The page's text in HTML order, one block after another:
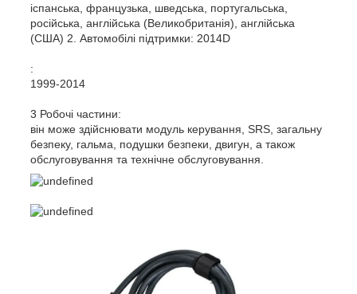
іспанська, французька, шведська, португальська,
російська, англійська (Великобританія), англійська
(США) 2. Автомобілі підтримки: 2014D
:
1999-2014
3 Робочі частини:
він може здійснювати модуль керування, SRS, загальну
безпеку, гальма, подушки безпеки, двигун, а також
обслуговування та технічне обслуговування.